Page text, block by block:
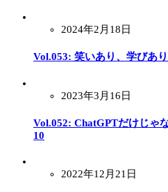
2024年2月18日
Vol.053: 笑いあり、学びあ
2023年3月16日
Vol.052: ChatGPTだけじゃ
10
2022年12月21日